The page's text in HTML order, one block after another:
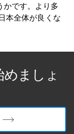
かです。より多
本全体が良くな
ましょ